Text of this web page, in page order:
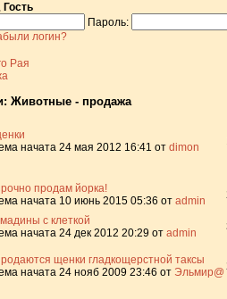
Гость
Пароль:
логин?
Рая
Животные - продажа
начата 24 мая 2012 16:41 от dimon
продам йорка!
начата 10 июнь 2015 05:36 от admin
с клеткой
начата 24 дек 2012 20:29 от admin
щенки гладкощерстной таксы
начата 24 нояб 2009 23:46 от Эльмир@